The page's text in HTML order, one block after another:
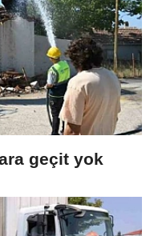
geçit yok